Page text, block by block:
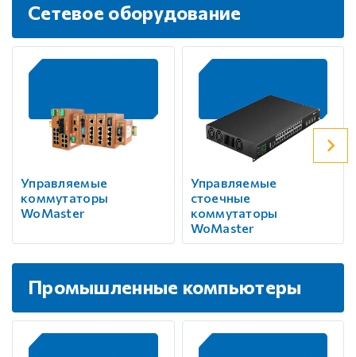
Сетевое оборудование
Управляемые
коммутаторы
WoMaster
Управляемые
стоечные
коммутаторы
WoMaster
Промышленные компьютеры